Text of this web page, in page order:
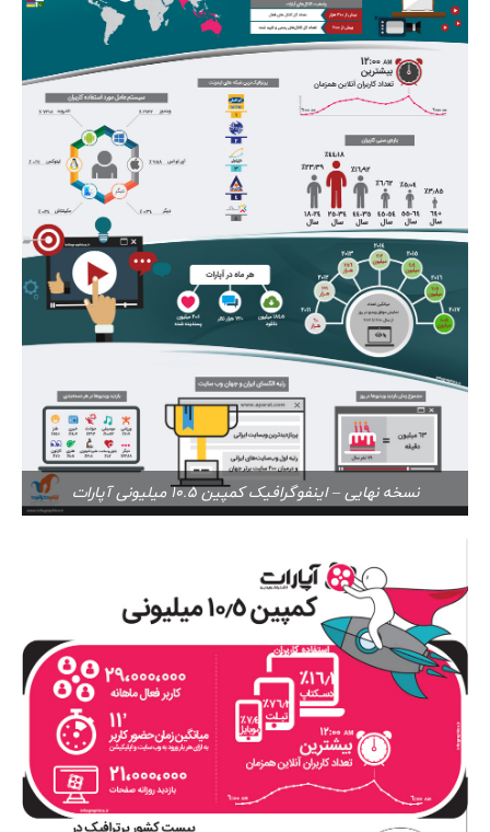
نسخه نهایی – اینفوگرافیک کمپین 10.5 میلیونی آپارات